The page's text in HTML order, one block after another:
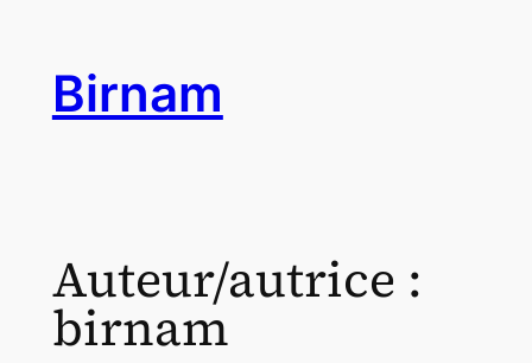
contenu
Birnam
Auteur/autrice :
birnam